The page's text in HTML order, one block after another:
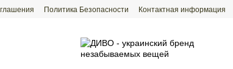
Политика Безопасности Контактная информация